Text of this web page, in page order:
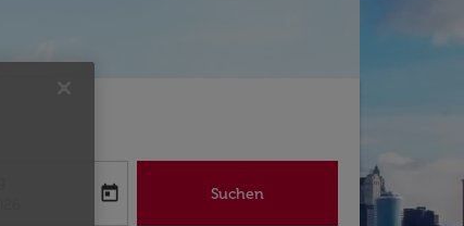
return-date-aria-label
today Suchen